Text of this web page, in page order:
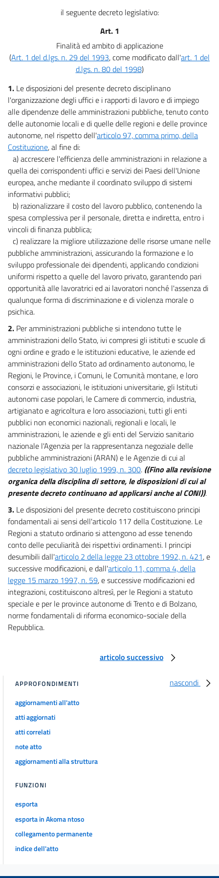
Accesso alla dirigenza e riordino della
nazionale
dell'amministrazione))
28
29
Capo III
Uffici, piante organiche, mobilità e accessi
29 bis
30
31
32
33
34
34 bis
34 ter
35
35.1
35 bis
35 ter
36
37
38
39
39 bis
39 ter
39 quater
Titolo III
CONTRATTAZIONE COLLETTIVA E RAPPRESENTATIVITÀ SINDACALE
40
40 bis
41
42
43
44
45
46
47
47 bis
48
49
51
52
53
54
54 bis
55 ter
55 quater
55 quinquies
55 sexies
il seguente decreto legislativo:
Art. 1
Finalità ed ambito di applicazione
(Art. 1 del d.lgs. n. 29 del 1993, come modificato dall'art. 1 del
d.lgs. n. 80 del 1998)
1. Le disposizioni del presente decreto disciplinano
l'organizzazione degli uffici e i rapporti di lavoro e di impiego
alle dipendenze delle amministrazioni pubbliche, tenuto conto
delle autonomie locali e di quelle delle regioni e delle province
autonome, nel rispetto dell'articolo 97, comma primo, della
Costituzione, al fine di:
a) accrescere l'efficienza delle amministrazioni in relazione a
quella dei corrispondenti uffici e servizi dei Paesi dell'Unione
europea, anche mediante il coordinato sviluppo di sistemi
informativi pubblici;
b) razionalizzare il costo del lavoro pubblico, contenendo la
spesa complessiva per il personale, diretta e indiretta, entro i
vincoli di finanza pubblica;
c) realizzare la migliore utilizzazione delle risorse umane nelle
pubbliche amministrazioni, assicurando la formazione e lo
sviluppo professionale dei dipendenti, applicando condizioni
uniformi rispetto a quelle del lavoro privato, garantendo pari
opportunità alle lavoratrici ed ai lavoratori nonché l'assenza di
qualunque forma di discriminazione e di violenza morale o
psichica.
2. Per amministrazioni pubbliche si intendono tutte le
amministrazioni dello Stato, ivi compresi gli istituti e scuole di
ogni ordine e grado e le istituzioni educative, le aziende ed
amministrazioni dello Stato ad ordinamento autonomo, le
Regioni, le Province, i Comuni, le Comunità montane, e loro
consorzi e associazioni, le istituzioni universitarie, gli Istituti
autonomi case popolari, le Camere di commercio, industria,
artigianato e agricoltura e loro associazioni, tutti gli enti
pubblici non economici nazionali, regionali e locali, le
amministrazioni, le aziende e gli enti del Servizio sanitario
nazionale l'Agenzia per la rappresentanza negoziale delle
pubbliche amministrazioni (ARAN) e le Agenzie di cui al
decreto legislativo 30 luglio 1999, n. 300. ((Fino alla revisione
organica della disciplina di settore, le disposizioni di cui al
presente decreto continuano ad applicarsi anche al CONI)).
3. Le disposizioni del presente decreto costituiscono principi
fondamentali ai sensi dell'articolo 117 della Costituzione. Le
Regioni a statuto ordinario si attengono ad esse tenendo
conto delle peculiarità dei rispettivi ordinamenti. I principi
desumibili dall'articolo 2 della legge 23 ottobre 1992, n. 421, e
successive modificazioni, e dall'articolo 11, comma 4, della
legge 15 marzo 1997, n. 59, e successive modificazioni ed
integrazioni, costituiscono altresì, per le Regioni a statuto
speciale e per le province autonome di Trento e di Bolzano,
norme fondamentali di riforma economico-sociale della
Repubblica.
articolo successivo
nascondi
APPROFONDIMENTI
aggiornamenti all'atto
atti aggiornati
atti correlati
note atto
aggiornamenti alla struttura
FUNZIONI
esporta
esporta in Akoma ntoso
collegamento permanente
indice dell'atto